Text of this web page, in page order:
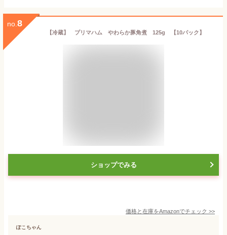
no. 8
【冷蔵】 プリマハム やわらか豚角煮 125g 【10パック】
ショップでみる
価格と在庫をAmazonでチェック >>
ぽこちゃん